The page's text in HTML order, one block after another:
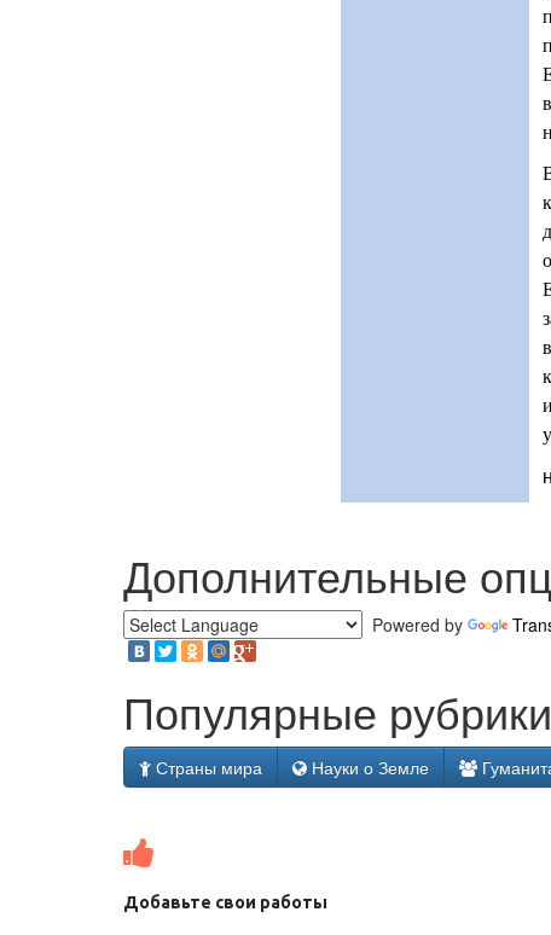
Дополнительные
Powered by
Популярные
Страны мира Науки о Земле
Добавьте свои работы